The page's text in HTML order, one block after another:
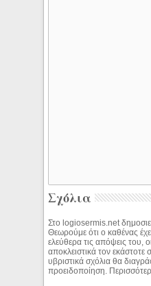
Σχόλια
Στο logiosermis.net
Θεωρούμε ότι ο καθένας
ελεύθερα τις απόψεις του,
αποκλειστικά τον
υβριστικά σχόλια θα
προειδοποίηση.